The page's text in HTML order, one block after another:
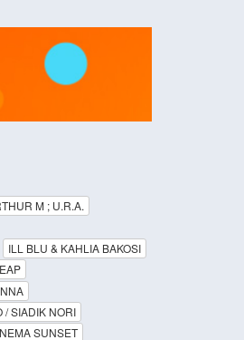
M ; U.R.A.
ILL BLU & KAHLIA BAKOSI
/ SIADIK NORI
SUNSET